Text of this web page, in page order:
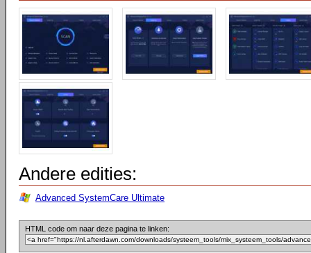
Andere edities:
Advanced SystemCare Ultimate
HTML code om naar deze pagina te linken: